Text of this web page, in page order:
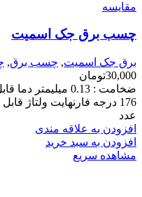
مقایسه
چسب برق جک اسمیت
برق جک اسمیت, چسب برق,
30,000تومان
عدد
افزودن به علاقه مندی
افزودن به سبد خرید
مشاهده سریع